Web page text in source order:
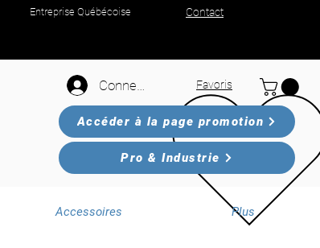
Entreprise Québécoise Contact
Connexion Favoris
Accéder à la page promotion
Pro & Industrie
Accessoires Plus